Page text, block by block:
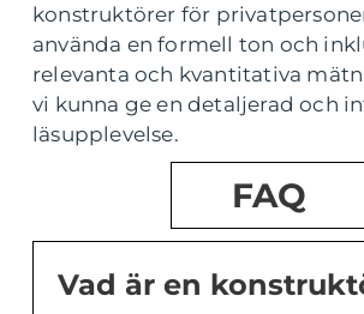
konstruktörer för
använda en formell ton och
relevanta och kvantitativa
vi kunna ge en detaljerad och
läsupplevelse.
FAQ
Vad är en